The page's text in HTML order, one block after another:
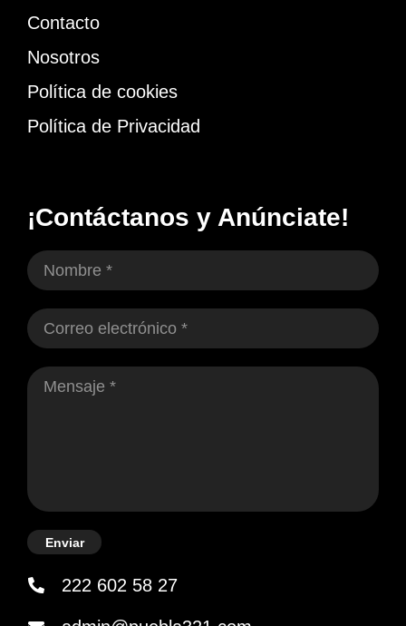
Contacto
Nosotros
Política de cookies
Política de Privacidad
¡Contáctanos y Anúnciate!
Enviar
222 602 58 27